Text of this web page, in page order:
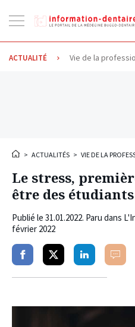
la
navigation
ACTUALITÉ Vie de la
> ACTUALITÉS > VIE DE LA
Le stress,
être des
Publié le 31.01.2022. Paru dans
février 2022
PartagerPartagerPartager